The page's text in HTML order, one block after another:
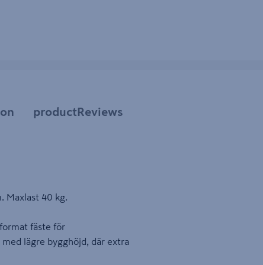
productReviews
Maxlast 40 kg.
fäste för
lägre bygghöjd, där extra